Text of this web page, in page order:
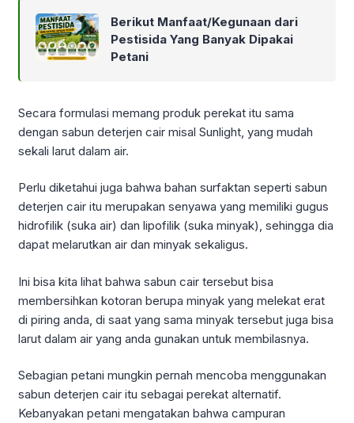
Berikut Manfaat/Kegunaan dari
Pestisida Yang Banyak Dipakai
Petani
Secara formulasi memang produk perekat itu sama
dengan sabun deterjen cair misal Sunlight, yang mudah
sekali larut dalam air.
Perlu diketahui juga bahwa bahan surfaktan seperti sabun
deterjen cair itu merupakan senyawa yang memiliki gugus
hidrofilik (suka air) dan lipofilik (suka minyak), sehingga dia
dapat melarutkan air dan minyak sekaligus.
Ini bisa kita lihat bahwa sabun cair tersebut bisa
membersihkan kotoran berupa minyak yang melekat erat
di piring anda, di saat yang sama minyak tersebut juga bisa
larut dalam air yang anda gunakan untuk membilasnya.
Sebagian petani mungkin pernah mencoba menggunakan
sabun deterjen cair itu sebagai perekat alternatif.
Kebanyakan petani mengatakan bahwa campuran